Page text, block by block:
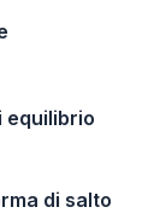
equilibrio
di salto